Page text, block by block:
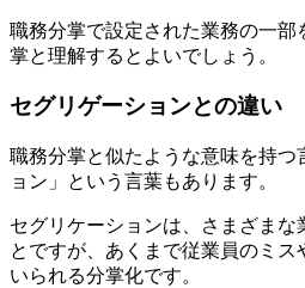
職務分掌で設定された業務の一部
掌と理解するとよいでしょう。
セグリゲーションとの違い
職務分掌と似たような意味を持つ
ョン」という言葉もあります。
セグリケーションは、さまざまな
とですが、あくまで従業員のミス
いられる分掌化です。